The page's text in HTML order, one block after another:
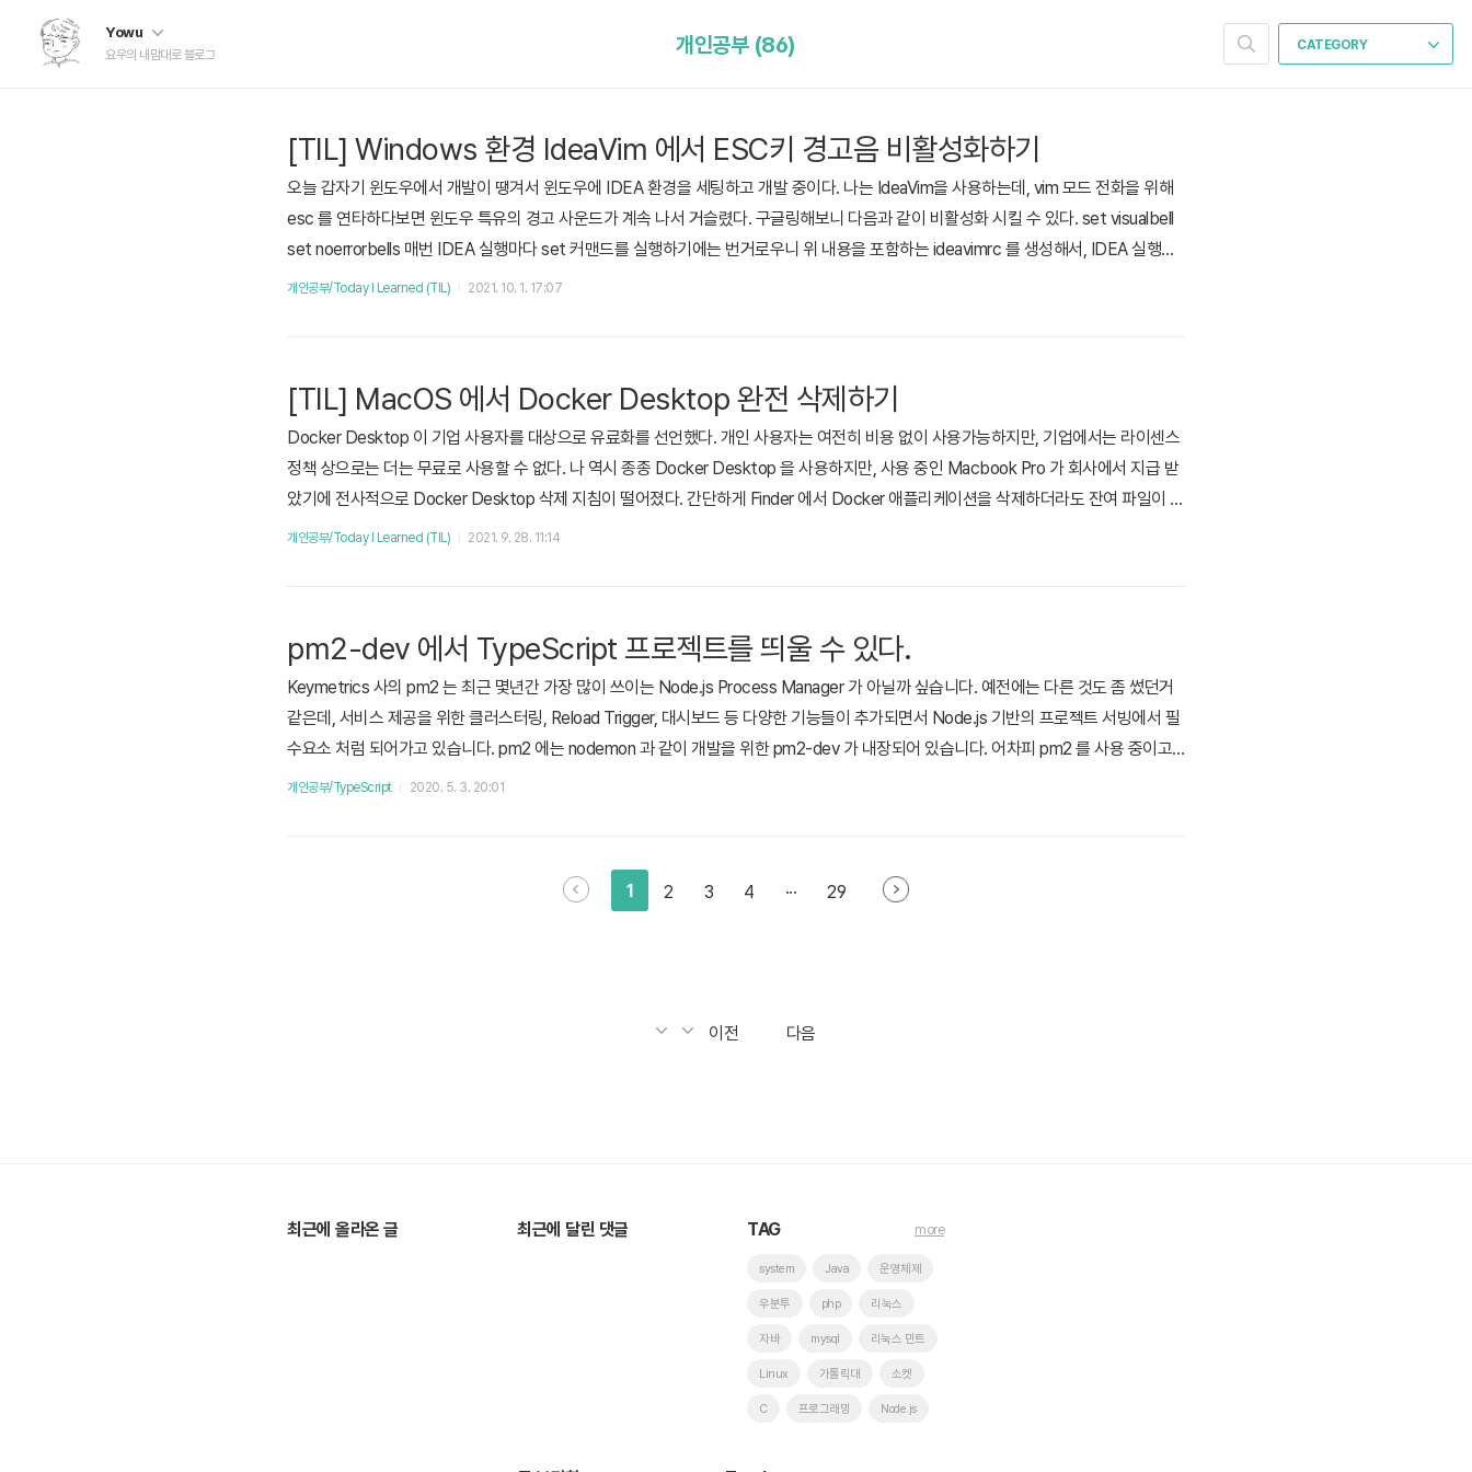
Yowu
요우의 내맘대로 블로그
CATEGORY
개인공부 (86)
[TIL] Windows 환경 IdeaVim 에서 ESC키 경고음 비활성화하기
오늘 갑자기 윈도우에서 개발이 땡겨서 윈도우에 IDEA 환경을 세팅하고 개발 중이다. 나는 IdeaVim을 사용하는데, vim 모드 전화을 위해
esc 를 연타하다보면 윈도우 특유의 경고 사운드가 계속 나서 거슬렸다. 구글링해보니 다음과 같이 비활성화 시킬 수 있다. set visualbell
set noerrorbells 매번 IDEA 실행마다 set 커맨드를 실행하기에는 번거로우니 위 내용을 포함하는 ideavimrc 를 생성해서, IDEA 실행시
마다 적용시킬 수 있다. Windows path: C:\Users\\_ideavimrc MacOS, Linux path: ~/.ideavimrc 추가적으로 Windows 환경에서의 ID
개인공부/Today I Learned (TIL) 2021. 10. 1. 17:07
[TIL] MacOS 에서 Docker Desktop 완전 삭제하기
Docker Desktop 이 기업 사용자를 대상으로 유료화를 선언했다. 개인 사용자는 여전히 비용 없이 사용가능하지만, 기업에서는 라이센스
정책 상으로는 더는 무료로 사용할 수 없다. 나 역시 종종 Docker Desktop 을 사용하지만, 사용 중인 Macbook Pro 가 회사에서 지급 받
았기에 전사적으로 Docker Desktop 삭제 지침이 떨어졌다. 간단하게 Finder 에서 Docker 애플리케이션을 삭제하더라도 잔여 파일이 남
는 경우가 있다고 하여, 좀 더 확실하게 지우는 방법을 기록한다. 1. AppCleaner 로 &#39;응용 프로그램&#39; 내 Docker 애플리케이션
개인공부/Today I Learned (TIL) 2021. 9. 28. 11:14
pm2-dev 에서 TypeScript 프로젝트를 띄울 수 있다.
Keymetrics 사의 pm2 는 최근 몇년간 가장 많이 쓰이는 Node.js Process Manager 가 아닐까 싶습니다. 예전에는 다른 것도 좀 썼던거
같은데, 서비스 제공을 위한 클러스터링, Reload Trigger, 대시보드 등 다양한 기능들이 추가되면서 Node.js 기반의 프로젝트 서빙에서 필
수요소 처럼 되어가고 있습니다. pm2 에는 nodemon 과 같이 개발을 위한 pm2-dev 가 내장되어 있습니다. 어차피 pm2 를 사용 중이고,
pm2-dev 기능으로 nodemon 을 대체 할 수 있다면 굳이 둘 다 설치해야하나? 라는 생각입니다. (어차피 파일 변경 기반 reload 만 지원 된
개인공부/TypeScript 2020. 5. 3. 20:01
1 2 3 4 ··· 29
이전 다음
최근에 올라온 글 최근에 달린 댓글 TAG
system Java 운영체제
우분투 php 리눅스
자바 mysql 리눅스 민트
Linux 가톨릭대 소켓
C 프로그래밍 Node.js
more